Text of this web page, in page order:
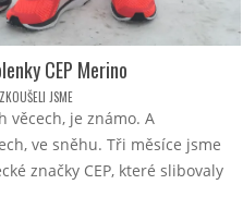
CEP Merino
JSME
věcech, je známo. A
ve sněhu. Tři měsíce jsme
značky CEP, které slibovaly